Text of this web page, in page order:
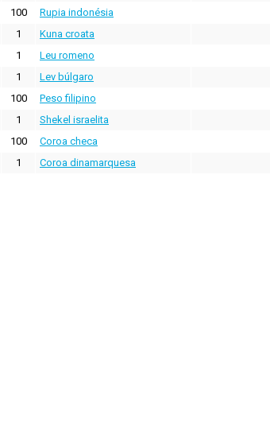
100 Rupia indonésia
1 Kuna croata
1 Leu romeno
1 Lev búlgaro
100 Peso filipino
1 Shekel israelita
100 Coroa checa
1 Coroa dinamarquesa